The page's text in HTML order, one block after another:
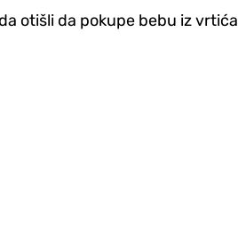
otišli da pokupe bebu iz